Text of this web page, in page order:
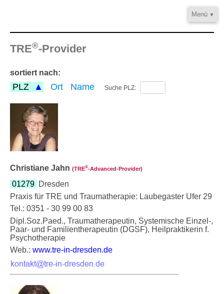
®
Menü
TRE®-Provider
sortiert nach:
PLZ Ort Name Suche PLZ:
Christiane Jahn (TRE®‑Advanced-Provider)
01279 Dresden
Praxis für TRE und Traumatherapie: Laubegaster Ufer 29
Tel.: 0351 - 30 99 00 83
Dipl.Soz.Paed., Traumatherapeutin, Systemische Einzel-,
Paar- und Familientherapeutin (DGSF), Heilpraktikerin f.
Psychotherapie
Web.: www.tre-in-dresden.de